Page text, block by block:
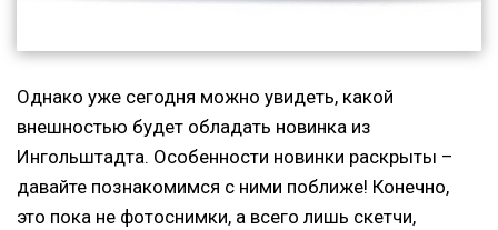
Однако уже сегодня можно увидеть, какой
внешностью будет обладать новинка из
Ингольштадта. Особенности новинки раскрыты –
давайте познакомимся с ними поближе! Конечно,
это пока не фотоснимки, а всего лишь скетчи,